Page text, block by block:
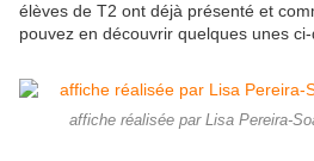
élèves de T2 ont déjà présenté et
pouvez en découvrir quelques unes ci-
affiche réalisée par Lisa Pereira-